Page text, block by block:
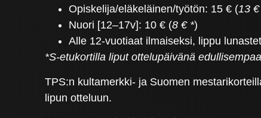
Opiskelija/eläkeläinen/työtön: 15 € (13
Nuori [12–17v]: 10 € (8 € *)
Alle 12-vuotiaat ilmaiseksi, lippu
*S-etukortilla liput ottelupäivänä
TPS:n kultamerkki- ja Suomen
lipun otteluun.